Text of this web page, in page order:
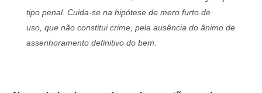
tipo penal. Cuida-se na hipótese de mero furto de
uso, que não constitui crime, pela ausência do ânimo de
assenhoramento definitivo do bem.